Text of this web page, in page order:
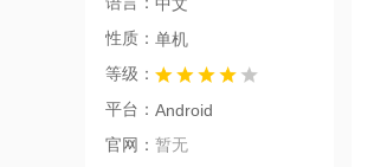
性质： 单机
等级：
平台： Android
官网： 暂无